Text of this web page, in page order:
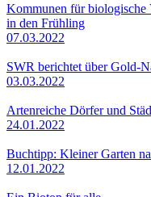
Kommunen für biologische
in den Frühling
07.03.2022
SWR berichtet über Gold-
03.03.2022
Artenreiche Dörfer und
24.01.2022
Buchtipp: Kleiner Garten
12.01.2022